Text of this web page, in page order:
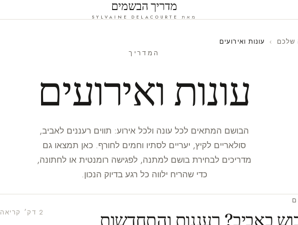
מדריך הבשמים
מאת SYLVAINE DELACOURTE
שלכם ›
עונות ואירועים
המדריך
עונות ואירועים
הבושם המתאים לכל עונה ולכל אירוע: תווים רעננים לאביב,
סולאריים לקיץ, יעריים לסתיו וחמים לחורף. כאן תמצאו גם
מדריכים לבחירת בושם למתנה, לפגישה רומנטית או לחתונה,
כדי שהריח ילווה כל רגע בדיוק הנכון.
באביב? רעננות והתחדשות 2 דק׳ קריאה